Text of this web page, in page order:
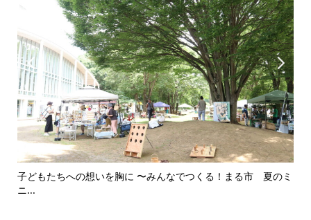

子どもたちへの想いを胸に 〜みんなでつくる！まる市 夏のミ
ニ...
